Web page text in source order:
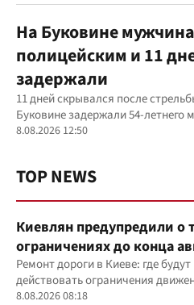
На Буковине
полицейским и 11
задержали
11 дней скрывался после
Буковине задержали 54-летнего
8.08.2026 12:50
TOP NEWS
Киевлян предупредили о
ограничениях до конца
Ремонт дороги в Киеве: где будут
действовать ограничения
8.08.2026 08:18